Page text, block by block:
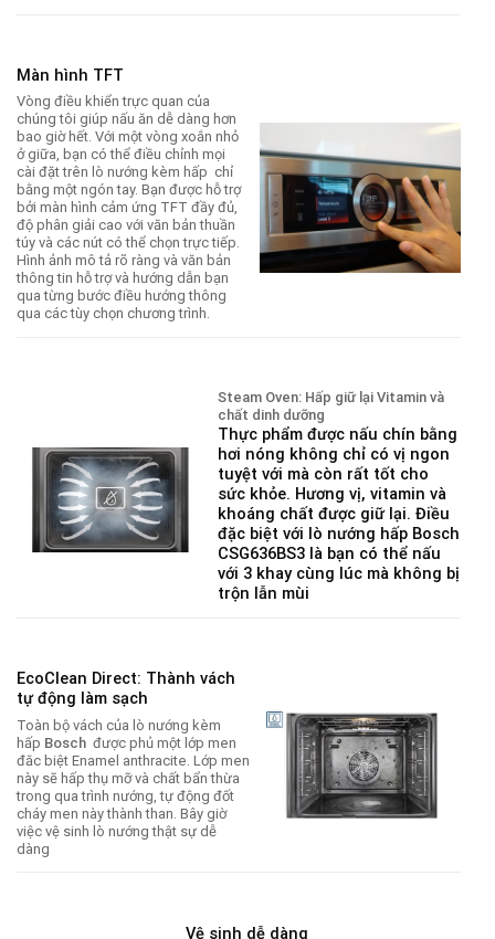
Màn hình TFT
Vòng điều khiển trực quan của
chúng tôi giúp nấu ăn dễ dàng hơn
bao giờ hết. Với một vòng xoắn nhỏ
ở giữa, bạn có thể điều chỉnh mọi
cài đặt trên lò nướng kèm hấp chỉ
bằng một ngón tay. Bạn được hỗ trợ
bởi màn hình cảm ứng TFT đầy đủ,
độ phân giải cao với văn bản thuần
túy và các nút có thể chọn trực tiếp.
Hình ảnh mô tả rõ ràng và văn bản
thông tin hỗ trợ và hướng dẫn bạn
qua từng bước điều hướng thông
qua các tùy chọn chương trình.
Steam Oven: Hấp giữ lại Vitamin và
chất dinh dưỡng
Thực phẩm được nấu chín bằng
hơi nóng không chỉ có vị ngon
tuyệt với mà còn rất tốt cho
sức khỏe. Hương vị, vitamin và
khoáng chất được giữ lại. Điều
đặc biệt với lò nướng hấp Bosch
CSG636BS3 là bạn có thể nấu
với 3 khay cùng lúc mà không bị
trộn lẫn mùi
EcoClean Direct: Thành vách
tự động làm sạch
Toàn bộ vách của lò nướng kèm
hấp Bosch được phủ một lớp men
đăc biệt Enamel anthracite. Lớp men
này sẽ hấp thụ mỡ và chất bẩn thừa
trong qua trình nướng, tự động đốt
cháy men này thành than. Bây giờ
việc vệ sinh lò nướng thật sự dễ
dàng
Vệ sinh dễ dàng